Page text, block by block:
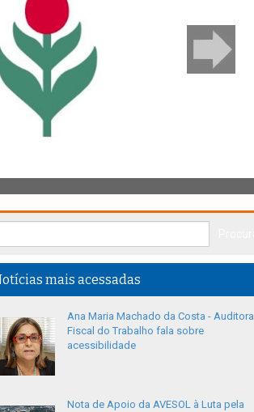
mais acessadas
Ana Maria Machado da Costa - Auditora
Fiscal do Trabalho fala sobre
acessibilidade
Nota de Apoio da AVESOL à Luta pela